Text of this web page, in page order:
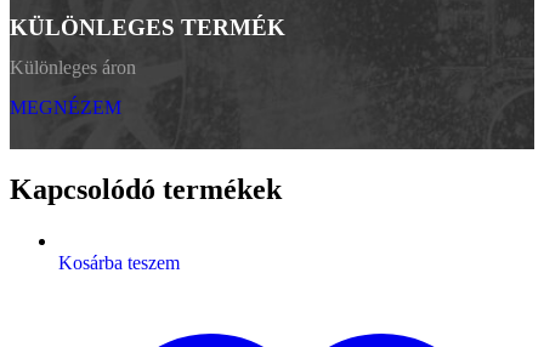
KÜLÖNLEGES TERMÉK
Különleges áron
MEGNÉZEM
Kapcsolódó termékek
Kosárba teszem